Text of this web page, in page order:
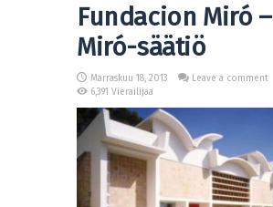
Fundacion Miró –
Miró-säätiö
Marraskuu 18, 2013
Leave a comment
6,391 Vierailijaa